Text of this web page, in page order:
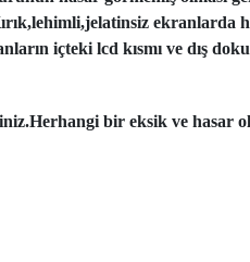
içteki lcd kısmı ve dış
bir eksik ve